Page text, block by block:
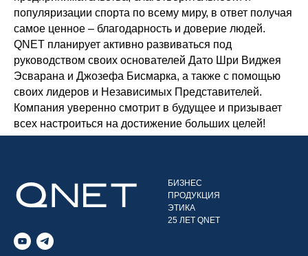
популяризации спорта по всему миру, в ответ получая
самое ценное – благодарность и доверие людей.
QNET планирует активно развиваться под
руководством своих основателей Дато Шри Виджея
Эсварана и Джозефа Бисмарка, а также с помощью
своих лидеров и Независимых Представителей.
Компания уверенно смотрит в будущее и призывает
всех настроиться на достижение больших целей!
БИЗНЕС
ПРОДУКЦИЯ
ЭТИКА
25 ЛЕТ QNET